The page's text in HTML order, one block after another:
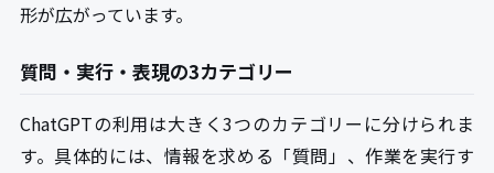
形が広がっています。
質問・実行・表現の3カテゴリー
ChatGPTの利用は大きく3つのカテゴリーに分けられま
す。具体的には、情報を求める「質問」、作業を実行す